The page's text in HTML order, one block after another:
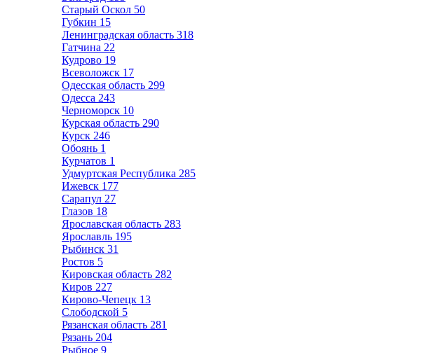
Старый Оскол 50
Губкин 15
Ленинградская область 318
Гатчина 22
Кудрово 19
Всеволожск 17
Одесская область 299
Одесса 243
Черноморск 10
Курская область 290
Курск 246
Обоянь 1
Курчатов 1
Удмуртская Республика 285
Ижевск 177
Сарапул 27
Глазов 18
Ярославская область 283
Ярославль 195
Рыбинск 31
Ростов 5
Кировская область 282
Киров 227
Кирово-Чепецк 13
Слободской 5
Рязанская область 281
Рязань 204
Рыбное 9